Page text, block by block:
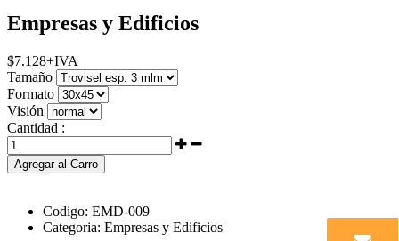
Empresas y Edificios
$7.128+IVA
Tamaño
Formato
Visión
Cantidad :
Agregar al Carro
Codigo: EMD-009
Categoria: Empresas y Edificios